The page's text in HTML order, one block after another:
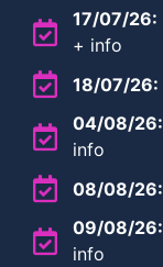
17/07/26:
+ info
18/07/26:
04/08/26:
info
08/08/26:
09/08/26:
info